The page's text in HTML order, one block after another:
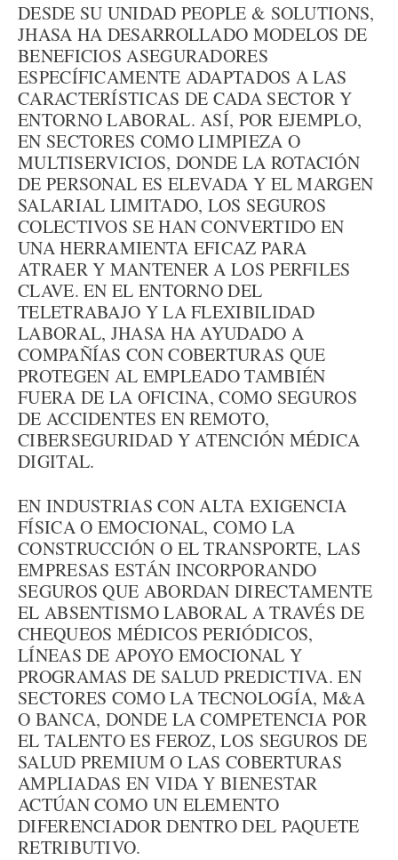
DESDE SU UNIDAD PEOPLE & SOLUTIONS,
JHASA HA DESARROLLADO MODELOS DE
BENEFICIOS ASEGURADORES
ESPECÍFICAMENTE ADAPTADOS A LAS
CARACTERÍSTICAS DE CADA SECTOR Y
ENTORNO LABORAL. ASÍ, POR EJEMPLO,
EN SECTORES COMO LIMPIEZA O
MULTISERVICIOS, DONDE LA ROTACIÓN
DE PERSONAL ES ELEVADA Y EL MARGEN
SALARIAL LIMITADO, LOS SEGUROS
COLECTIVOS SE HAN CONVERTIDO EN
UNA HERRAMIENTA EFICAZ PARA
ATRAER Y MANTENER A LOS PERFILES
CLAVE. EN EL ENTORNO DEL
TELETRABAJO Y LA FLEXIBILIDAD
LABORAL, JHASA HA AYUDADO A
COMPAÑÍAS CON COBERTURAS QUE
PROTEGEN AL EMPLEADO TAMBIÉN
FUERA DE LA OFICINA, COMO SEGUROS
DE ACCIDENTES EN REMOTO,
CIBERSEGURIDAD Y ATENCIÓN MÉDICA
DIGITAL.
EN INDUSTRIAS CON ALTA EXIGENCIA
FÍSICA O EMOCIONAL, COMO LA
CONSTRUCCIÓN O EL TRANSPORTE, LAS
EMPRESAS ESTÁN INCORPORANDO
SEGUROS QUE ABORDAN DIRECTAMENTE
EL ABSENTISMO LABORAL A TRAVÉS DE
CHEQUEOS MÉDICOS PERIÓDICOS,
LÍNEAS DE APOYO EMOCIONAL Y
PROGRAMAS DE SALUD PREDICTIVA. EN
SECTORES COMO LA TECNOLOGÍA, M&A
O BANCA, DONDE LA COMPETENCIA POR
EL TALENTO ES FEROZ, LOS SEGUROS DE
SALUD PREMIUM O LAS COBERTURAS
AMPLIADAS EN VIDA Y BIENESTAR
ACTÚAN COMO UN ELEMENTO
DIFERENCIADOR DENTRO DEL PAQUETE
RETRIBUTIVO.